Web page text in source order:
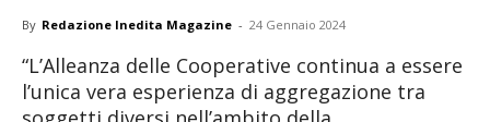
By Redazione Inedita Magazine - 24 Gennaio 2024
“L’Alleanza delle Cooperative continua a essere
l’unica vera esperienza di aggregazione tra